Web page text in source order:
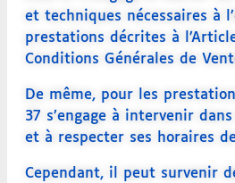
et techniques nécessaires à
prestations décrites à
Conditions Générales de
De même, pour les
37 s’engage à intervenir
et à respecter ses horaires
Cependant, il peut survenir